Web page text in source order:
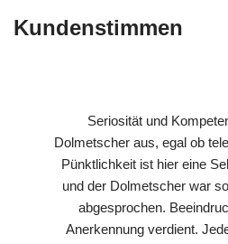
Kundenstimmen
Seriosität und
Dolmetscher aus, egal ob
Pünktlichkeit ist hier eine
und der Dolmetscher war
abgesprochen.
Anerkennung verdient.